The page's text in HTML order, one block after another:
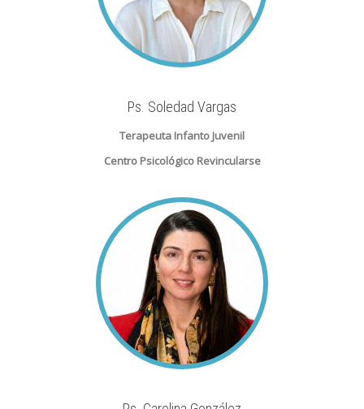
Ps. Soledad Vargas
Terapeuta Infanto Juvenil
Centro Psicológico Revincularse